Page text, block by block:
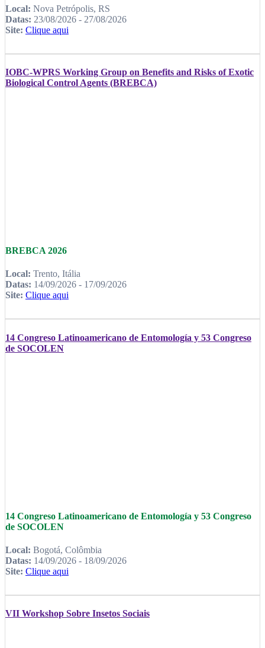
Local: Nova Petrópolis, RS
Datas: 23/08/2026 - 27/08/2026
Site: Clique aqui
IOBC-WPRS Working Group on Benefits and Risks of Exotic
Biological Control Agents (BREBCA)
BREBCA 2026
Local: Trento, Itália
Datas: 14/09/2026 - 17/09/2026
Site: Clique aqui
14 Congreso Latinoamericano de Entomología y 53 Congreso
de SOCOLEN
14 Congreso Latinoamericano de Entomología y 53 Congreso
de SOCOLEN
Local: Bogotá, Colômbia
Datas: 14/09/2026 - 18/09/2026
Site: Clique aqui
VII Workshop Sobre Insetos Sociais